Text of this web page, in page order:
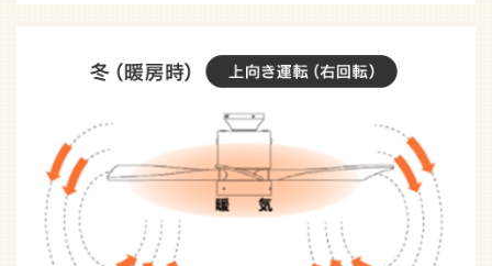
住宅の気密化が進み、室内の快適空調への要求がますます高
まる中で、シーリングファンのもつ優れた特性は注目されてい
ます。エアコンとシーリングファンを併用することで、エアコ
ン運転だけの場合と比べ、冷暖房費が大幅に節減できます。
シーリングファンを使用し室内の温度を均一な環境にするこ